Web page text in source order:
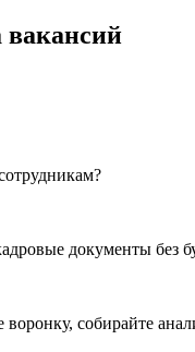
документы без
собирайте